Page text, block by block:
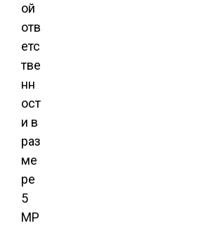
ой
отв
етс
тве
нн
ост
и в
раз
ме
ре
5
МР